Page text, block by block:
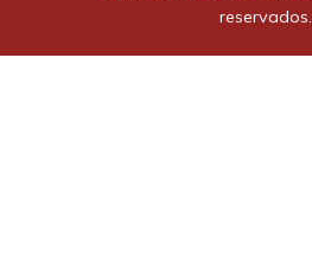
reservados.